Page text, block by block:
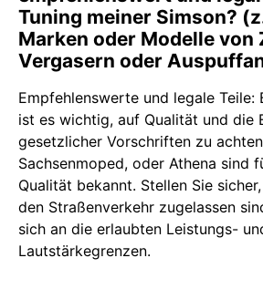
Tuning meiner Simson?
Marken oder Modelle von
Vergasern oder
Empfehlenswerte und legale Teile:
ist es wichtig, auf Qualität und die
gesetzlicher Vorschriften zu
Sachsenmoped, oder Athena sind
Qualität bekannt. Stellen Sie
den Straßenverkehr zugelassen
sich an die erlaubten Leistungs-
Lautstärkegrenzen.